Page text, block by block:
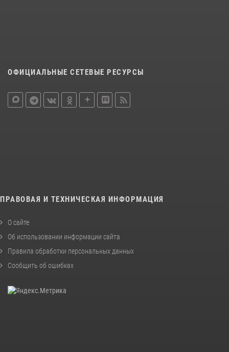
ОФИЦИАЛЬНЫЕ СЕТЕВЫЕ РЕСУРСЫ
ПРАВОВАЯ И ТЕХНИЧЕСКАЯ ИНФОРМАЦИЯ
О сайте
Об использовании информации сайта
Правила обработки персональных данных
Сообщить об ошибках